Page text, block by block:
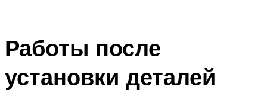
Работы после
установки деталей